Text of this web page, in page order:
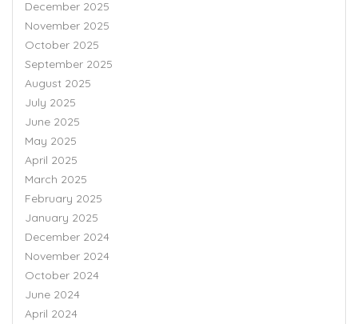
December 2025
November 2025
October 2025
September 2025
August 2025
July 2025
June 2025
May 2025
April 2025
March 2025
February 2025
January 2025
December 2024
November 2024
October 2024
June 2024
April 2024